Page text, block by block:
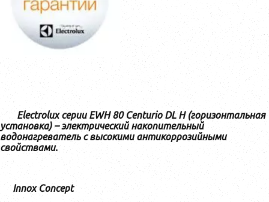
Electrolux серии EWH 80 Centurio DL H (горизонтальная
установка) – электрический накопительный
водонагреватель с высокими антикоррозийными
свойствами.
Innox Concept